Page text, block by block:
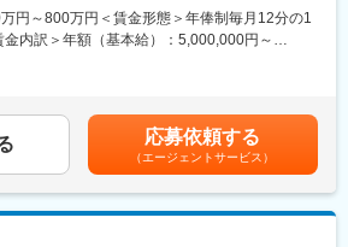
風・方針を深く理解することが重要です。
ーキングデーや有休取得率75%、土日祝休
との成績が報酬で還元される仕組みです。ま
ング計画を戦略的に策定し、ビジネス目標の達
の年次会議や自社主催のセミナーを企画・運営
円～800万円＜賃金形態＞年俸制毎月12分の1
内訳＞年額（基本給）：5,000,000円～
する可能性があります。月給(月額)は固定手当を
応募依頼する
（エージェントサービス）